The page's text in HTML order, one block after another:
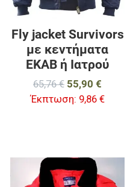
Fly jacket Survivors
με κεντήματα
ΕΚΑΒ ή Ιατρού
65,76 € 55,90 €
Έκπτωση: 9,86 €